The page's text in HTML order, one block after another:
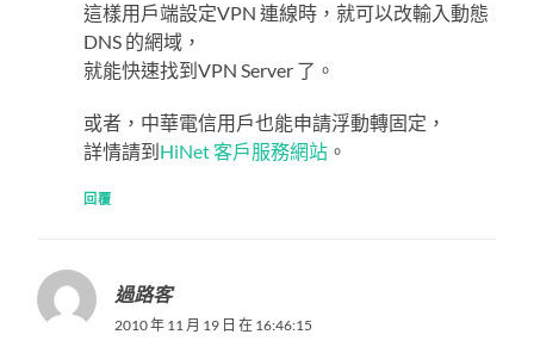
這樣用戶端設定VPN 連線時，就可以改輸入動態
DNS 的網域，
就能快速找到VPN Server 了。
或者，中華電信用戶也能申請浮動轉固定，
詳情請到HiNet 客戶服務網站。
回覆
過路客
2010 年 11 月 19 日 在 16:46:15